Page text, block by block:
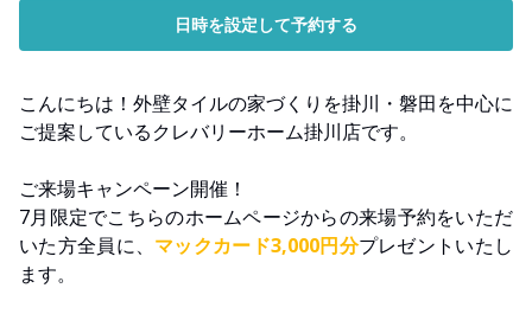
日時を設定して予約する
こんにちは！外壁タイルの家づくりを掛川・磐田を中心に
ご提案しているクレバリーホーム掛川店です。
ご来場キャンペーン開催！
7月限定でこちらのホームページからの来場予約をいただ
いた方全員に、 マックカード3,000円分プレゼントいたし
ます。